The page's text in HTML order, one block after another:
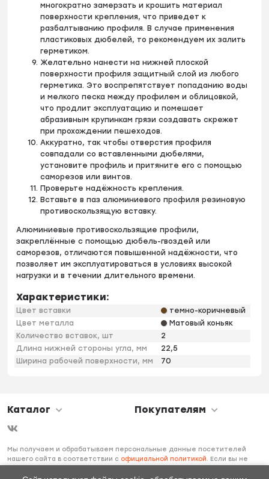
многократно замерзать и крошить материал
поверхности крепления, что приведет к
разбалтыванию профиля. В случае применения
пластиковых дюбелей, то рекомендуем их залить
герметиком.
Желательно нанести на нижней плоской
поверхности профиля защитный слой из любого
герметика. Это воспрепятствует попаданию воды
и мелкого песка между профилем и облицовкой,
что продлит эксплуатацию и помешает
абразивным крупинкам грязи создавать скрежет
при прохождении пешеходов.
Аккуратно, так чтобы отверстия профиля
совпадали со вставленными дюбелями,
установите профиль и притяните его с помощью
саморезов или винтов.
Проверьте надёжность крепления.
Вставьте в паз алюминиевого профиля резиновую
противоскользящую вставку.
Алюминиевые противоскользящие профили,
закреплённые с помощью дюбель-гвоздей или
саморезов, отличаются повышенной надёжности, что
позволяет им эксплуатироваться в условиях высокой
нагрузки и в течении длительного времени.
Характеристики:
Цвет вставки
темно-коричневый
Цвет металла
Матовый коньяк
Количество вставок, шт
2
Длина нижней стороны угла, мм
22,5
Ширина рабочей поверхности, мм
70
Каталог Покупателям
Мы получаем и обрабатываем персональные данные посетителей
нашего сайта в соответствии с официальной политикой
. Если вы не